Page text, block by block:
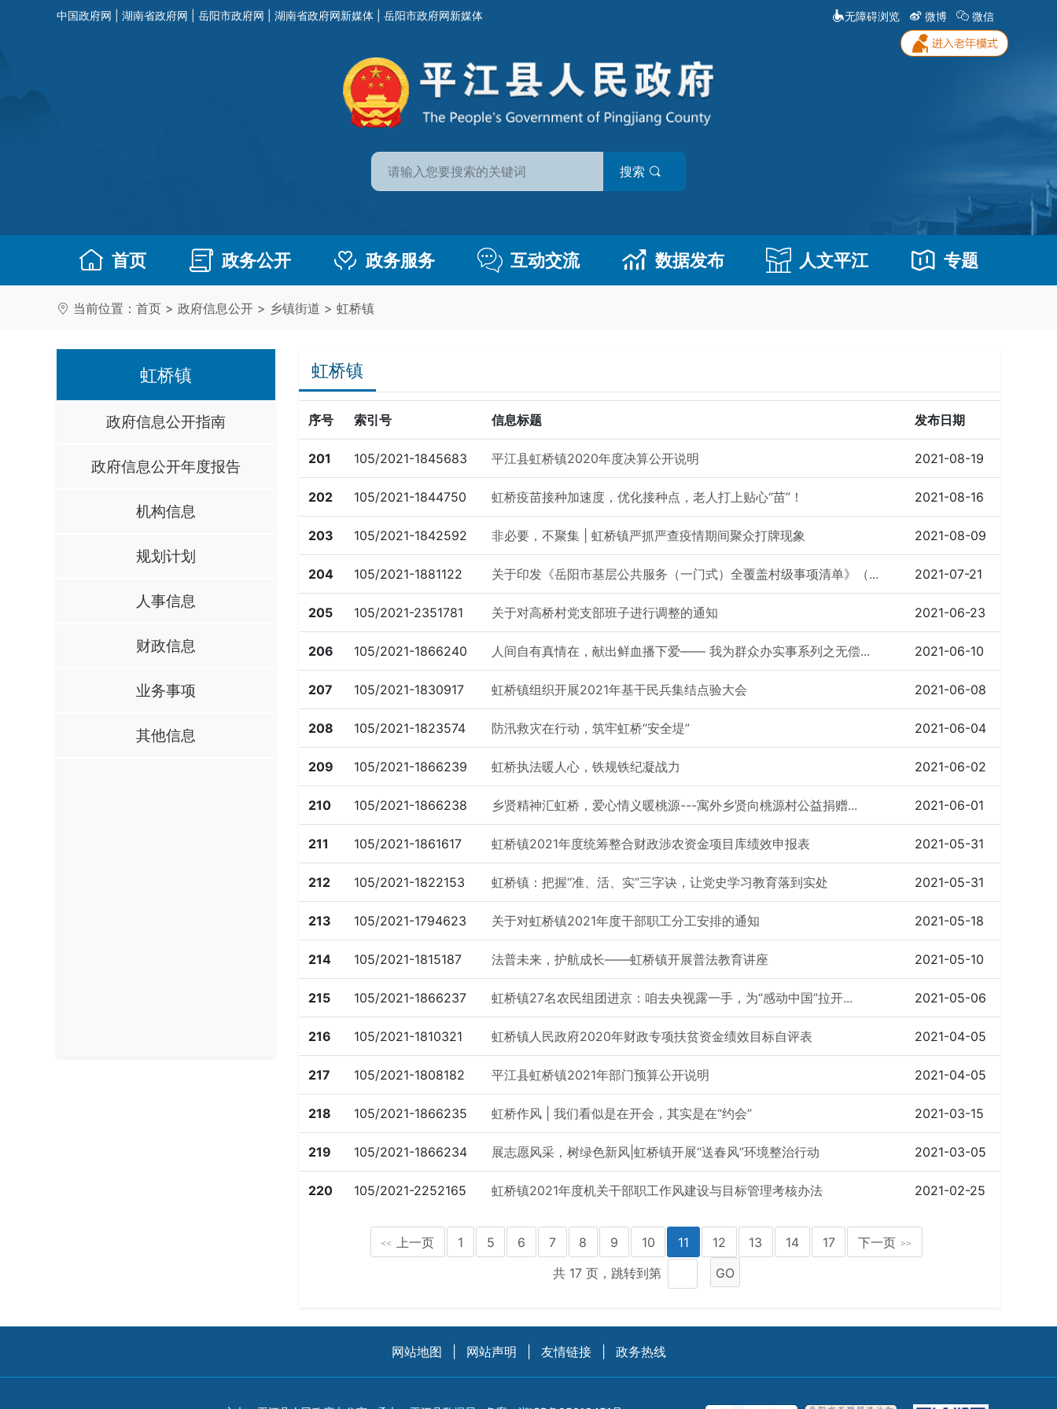
中国政府网 湖南省政府网 岳阳市政府网 湖南省政府网新媒体 岳阳市政府网新媒体 无障碍浏览 微博 微信
搜索
首页 政务公开 政务服务 互动交流 数据发布 人文平江 专题
当前位置： 首页 > 政府信息公开 > 乡镇街道 > 虹桥镇
虹桥镇
政府信息公开指南
政府信息公开年度报告
机构信息
规划计划
人事信息
财政信息
业务事项
其他信息
虹桥镇
序号 索引号 信息标题 发布日期
201 105/2021-1845683 平江县虹桥镇2020年度决算公开说明 2021-08-19
202 105/2021-1844750 虹桥疫苗接种加速度，优化接种点，老人打上贴心“苗”！ 2021-08-16
203 105/2021-1842592 非必要，不聚集 | 虹桥镇严抓严查疫情期间聚众打牌现象 2021-08-09
204 105/2021-1881122 关于印发《岳阳市基层公共服务（一门式）全覆盖村级事项清单》（... 2021-07-21
205 105/2021-2351781 关于对高桥村党支部班子进行调整的通知 2021-06-23
206 105/2021-1866240 人间自有真情在，献出鲜血播下爱—— 我为群众办实事系列之无偿... 2021-06-10
207 105/2021-1830917 虹桥镇组织开展2021年基干民兵集结点验大会 2021-06-08
208 105/2021-1823574 防汛救灾在行动，筑牢虹桥“安全堤” 2021-06-04
209 105/2021-1866239 虹桥执法暖人心，铁规铁纪凝战力 2021-06-02
210 105/2021-1866238 乡贤精神汇虹桥，爱心情义暖桃源---寓外乡贤向桃源村公益捐赠... 2021-06-01
211 105/2021-1861617 虹桥镇2021年度统筹整合财政涉农资金项目库绩效申报表 2021-05-31
212 105/2021-1822153 虹桥镇：把握“准、活、实”三字诀，让党史学习教育落到实处 2021-05-31
213 105/2021-1794623 关于对虹桥镇2021年度干部职工分工安排的通知 2021-05-18
214 105/2021-1815187 法普未来，护航成长——虹桥镇开展普法教育讲座 2021-05-10
215 105/2021-1866237 虹桥镇27名农民组团进京：咱去央视露一手，为“感动中国”拉开... 2021-05-06
216 105/2021-1810321 虹桥镇人民政府2020年财政专项扶贫资金绩效目标自评表 2021-04-05
217 105/2021-1808182 平江县虹桥镇2021年部门预算公开说明 2021-04-05
218 105/2021-1866235 虹桥作风 | 我们看似是在开会，其实是在“约会” 2021-03-15
219 105/2021-1866234 展志愿风采，树绿色新风|虹桥镇开展“送春风”环境整治行动 2021-03-05
220 105/2021-2252165 虹桥镇2021年度机关干部职工作风建设与目标管理考核办法 2021-02-25
<< 上一页 1 5 6 7 8 9 10 11 12 13 14 17 下一页 >>
共 17 页，跳转到第 GO
网站地图 网站声明 友情链接 政务热线